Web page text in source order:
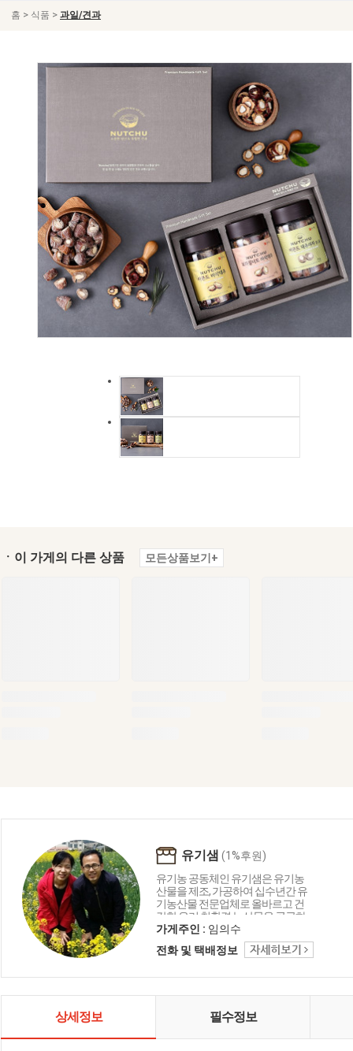
홈 > 식품 > 과일/견과
ㆍ이 가게의 다른 상품 모든상품보기+
유기샘 (1%후원)
유기농 공동체인 유기샘은 유기농
산물을 제조, 가공하여 십수년간 유
기농산물 전문업체로 올바르고 건
강한 우리 친환경 농산물을 공급하
는 생명 중심의 농업공동체입니다.
유기샘이 드리는 세 가지 약속 1.올
곧은 친환경 명인이 지은 농산물로
주는 제품을 만들겠습니다. 3. 철저
가게주인 : 임의수
전화 및 택배정보
상세정보 필수정보